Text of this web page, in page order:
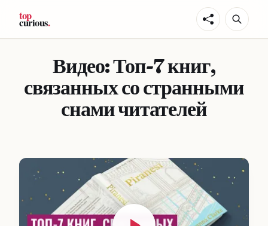
Видео: Топ-7 книг,
связанных со странными
снами читателей